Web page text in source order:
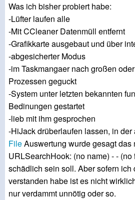
Was ich bisher probiert habe:
-Lüfter laufen alle
-Mit CCleaner Datenmüll entfernt
-Grafikkarte ausgebaut und über
-abgesicherter Modus
-im Taskmangaer nach großen
Prozessen geguckt
-System unter letzten bekannten
Bedinungen gestartet
-lieb mit ihm gesprochen
-HiJack drüberlaufen lassen, in
FileAuswertung wurde gesagt das
URLSearchHook: (no name) - -
schädlich sein soll. Aber sofern ich
verstanden habe ist es nicht
nur verdammt unnötig oder so.